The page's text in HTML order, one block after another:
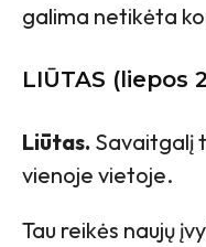
galima netikėta
LIŪTAS (liepos
Liūtas. Savaitgalį
vienoje vietoje.
Tau reikės naujų